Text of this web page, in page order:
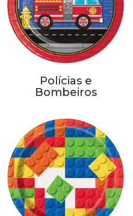
Polícias e
Bombeiros